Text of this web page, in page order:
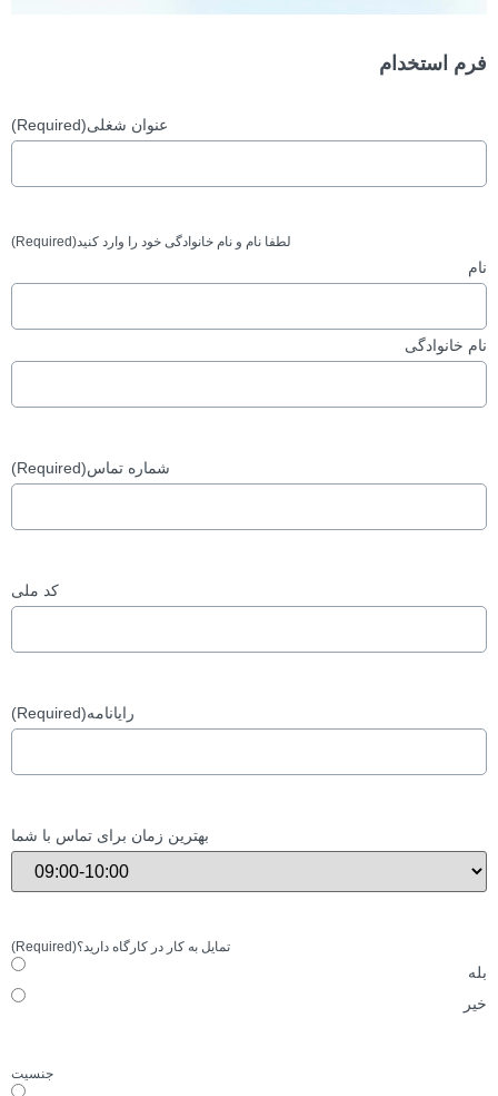
فرم استخدام
عنوان شغلی(Required)
لطفا نام و نام خانوادگی خود را وارد کنید (Required)
نام
نام خانوادگی
شماره تماس(Required)
کد ملی
رایانامه(Required)
بهترین زمان برای تماس با شما
تمایل به کار در کارگاه دارید؟(Required)
بله
خیر
جنسیت